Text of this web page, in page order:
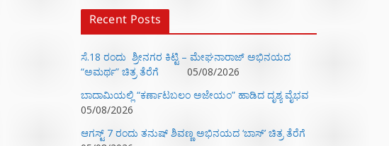
Recent Posts
ಸೆ.18 ರಂದು ಶ್ರೀನಗರ ಕಿಟ್ಟಿ – ಮೇಘನಾರಾಜ್ ಅಭಿನಯದ
“ಅಮರ್ಥ” ಚಿತ್ರ ತೆರೆಗೆ
05/08/2026
ಬಾದಾಮಿಯಲ್ಲಿ “ಕರ್ಣಾಟಬಲಂ ಅಜೇಯಂ” ಹಾಡಿದ ದೃಶ್ಯ ವೈಭವ
05/08/2026
ಆಗಸ್ಟ್ 7 ರಂದು ತನುಷ್ ಶಿವಣ್ಣ ಅಭಿನಯದ ‘ಬಾಸ್’ ಚಿತ್ರ ತೆರೆಗೆ